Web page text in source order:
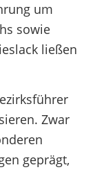
um
sowie
ließen
Zwar
geprägt,